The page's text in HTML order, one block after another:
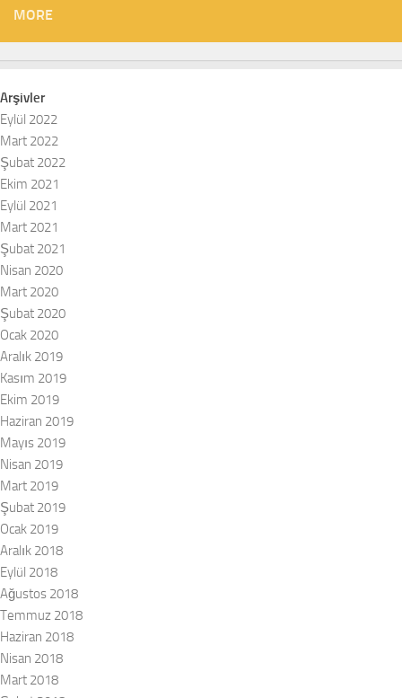
MORE
Arşivler
Eylül 2022
Mart 2022
Şubat 2022
Ekim 2021
Eylül 2021
Mart 2021
Şubat 2021
Nisan 2020
Mart 2020
Şubat 2020
Ocak 2020
Aralık 2019
Kasım 2019
Ekim 2019
Haziran 2019
Mayıs 2019
Nisan 2019
Mart 2019
Şubat 2019
Ocak 2019
Aralık 2018
Eylül 2018
Ağustos 2018
Temmuz 2018
Haziran 2018
Nisan 2018
Mart 2018